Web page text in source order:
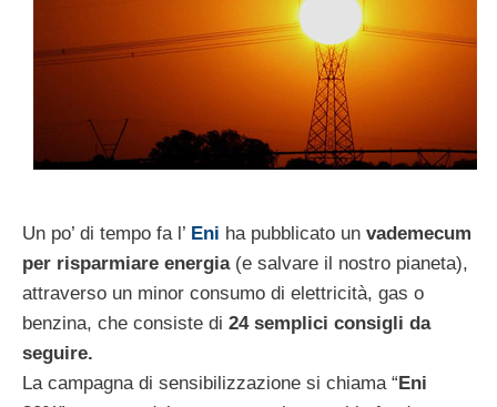
Un po’ di tempo fa l’ Eni ha pubblicato un vademecum
per risparmiare energia(e salvare il nostro pianeta),
attraverso un minor consumo di elettricità, gas o
benzina, che consiste di 24 semplici consigli da
seguire.
La campagna di sensibilizzazione si chiama “Eni